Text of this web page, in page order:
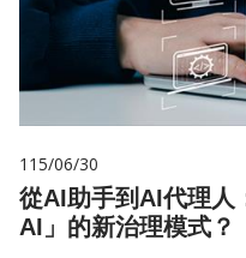
115/06/30
從AI助手到AI代理人
AI」的新治理模式？